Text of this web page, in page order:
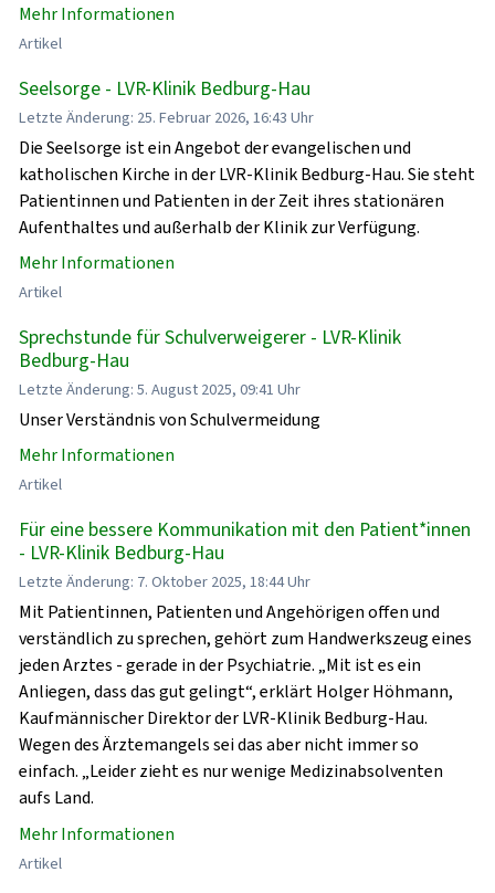
Mehr Informationen
Artikel
Seelsorge - LVR-Klinik Bedburg-Hau
Letzte Änderung: 25. Februar 2026, 16:43 Uhr
Die Seelsorge ist ein Angebot der evangelischen und
katholischen Kirche in der LVR-Klinik Bedburg-Hau. Sie steht
Patientinnen und Patienten in der Zeit ihres stationären
Aufenthaltes und außerhalb der Klinik zur Verfügung.
Mehr Informationen
Artikel
Sprechstunde für Schulverweigerer - LVR-Klinik
Bedburg-Hau
Letzte Änderung: 5. August 2025, 09:41 Uhr
Unser Verständnis von Schulvermeidung
Mehr Informationen
Artikel
Für eine bessere Kommunikation mit den Patient*innen
- LVR-Klinik Bedburg-Hau
Letzte Änderung: 7. Oktober 2025, 18:44 Uhr
Mit Patientinnen, Patienten und Angehörigen offen und
verständlich zu sprechen, gehört zum Handwerkszeug eines
jeden Arztes - gerade in der Psychiatrie. „Mit ist es ein
Anliegen, dass das gut gelingt“, erklärt Holger Höhmann,
Kaufmännischer Direktor der LVR-Klinik Bedburg-Hau.
Wegen des Ärztemangels sei das aber nicht immer so
einfach. „Leider zieht es nur wenige Medizinabsolventen
aufs Land.
Mehr Informationen
Artikel